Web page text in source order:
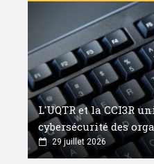
L'UQTR et la CCI3R
cybersécurité des
29 juillet 2026